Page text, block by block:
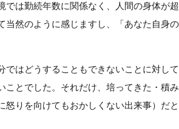
では勤続年数に関係なく、人間の身体が
当然のように感じますし、「あなた自身
ではどうすることもできないことに対し
ことでした。それだけ、培ってきた・積
怒りを向けてもおかしくない出来事）だ